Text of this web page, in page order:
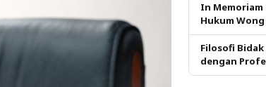
In Memoriam
Hukum
dalam
Filosofi
dengan
Dituntut